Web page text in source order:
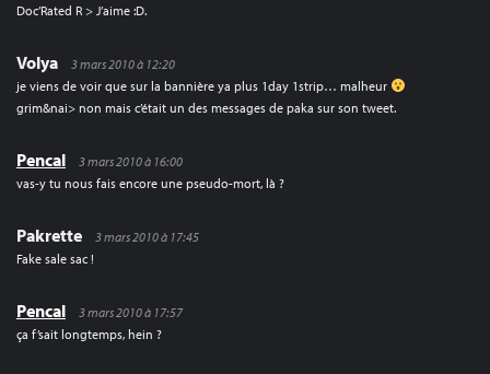
Doc’Rated R > J’aime :D.
Volya
3 mars 2010 à 12:20
je viens de voir que sur la bannière ya plus 1day 1strip… malheur
grim&nai> non mais c’était un des messages de paka sur son tweet.
Pencal
3 mars 2010 à 16:00
vas-y tu nous fais encore une pseudo-mort, là ?
Pakrette
3 mars 2010 à 17:45
Fake sale sac !
Pencal
3 mars 2010 à 17:57
ça f’sait longtemps, hein ?